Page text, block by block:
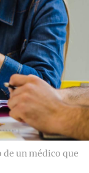
un médico que